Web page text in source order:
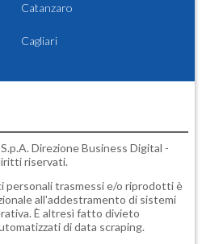
Catanzaro
Cagliari
Direzione Business Digital -
riservati.
personali trasmessi e/o riprodotti è
all'addestramento di sistemi
È altresì fatto divieto
di data scraping.